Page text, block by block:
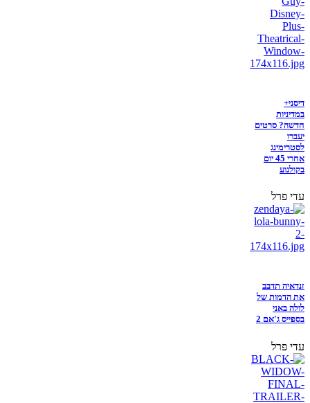
דיסני+
במדיניות
חדשה? סרטים
יעברו
לסטרימינג
אחרי 45 יום
בקולנוע
עדי פרל
זנדאיה תדבב
את הדמות של
לולה באני
בספייס ג'אם 2
עדי פרל